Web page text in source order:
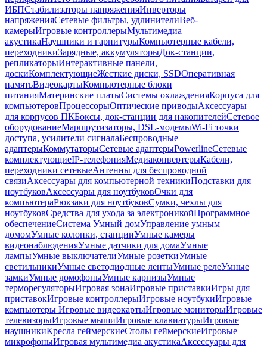
ИБПСтабилизаторы напряженияИнверторы
напряженияСетевые фильтры, удлинителиВеб-
камерыИгровые контроллерыМультимедиа
акустикаНаушники и гарнитурыКомпьютерные кабели,
переходникиЗарядные, аккумуляторыДок-станции,
репликаторыИнтерактивные панели,
доскиКомплектующиеЖесткие диски, SSDОперативная
памятьВидеокартыКомпьютерные блоки
питанияМатеринские платыСистемы охлажденияКорпуса для
компьютеровПроцессорыОптические приводыАксессуары
для корпусов ПКБоксы, док-станции для накопителейСетевое
оборудованиеМаршрутизаторы, DSL-модемыWi-Fi точки
доступа, усилители сигналаБеспроводные
адаптерыКоммутаторыСетевые адаптерыPowerlineСетевые
комплектующиеIP-телефонияМедиаконвертерыКабели,
переходники сетевыеАнтенны для беспроводной
связиАксессуары для компьютерной техникиПодставки для
ноутбуковАксессуары для ноутбуковОчки для
компьютераРюкзаки для ноутбуковСумки, чехлы для
ноутбуковСредства для ухода за электроникойПрограммное
обеспечениеСистема Умный домУправление умным
домомУмные колонки, станцииУмные камеры
видеонаблюденияУмные датчики для домаУмные
лампыУмные выключателиУмные розеткиУмные
светильникиУмные светодиодные лентыУмные релеУмные
замкиУмные домофоныУмные карнизыУмные
терморегуляторыИгровая зонаИгровые приставкиИгры для
приставокИгровые контроллерыИгровые ноутбукиИгровые
компьютеры Игровые видеокартыИгровые мониторыИгровые
телевизорыИгровые мышиИгровые клавиатурыИгровые
наушникиКресла геймерскиеСтолы геймерскиеИгровые
микрофоныИгровая мультимедиа акустикаАксессуары для